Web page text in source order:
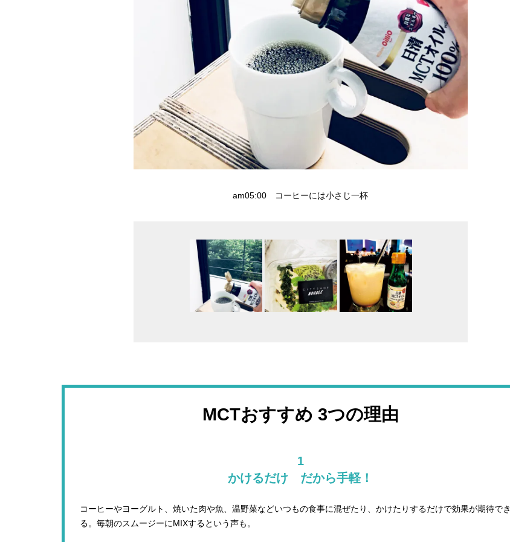
am05:00 コーヒーには小さじ一杯
MCTおすすめ 3つの理由
1
かけるだけ だから手軽！
コーヒーやヨーグルト、焼いた肉や魚、温野菜などいつもの食事に混ぜたり、かけたりするだけで効果が期待でき
る。毎朝のスムージーにMIXするという声も。